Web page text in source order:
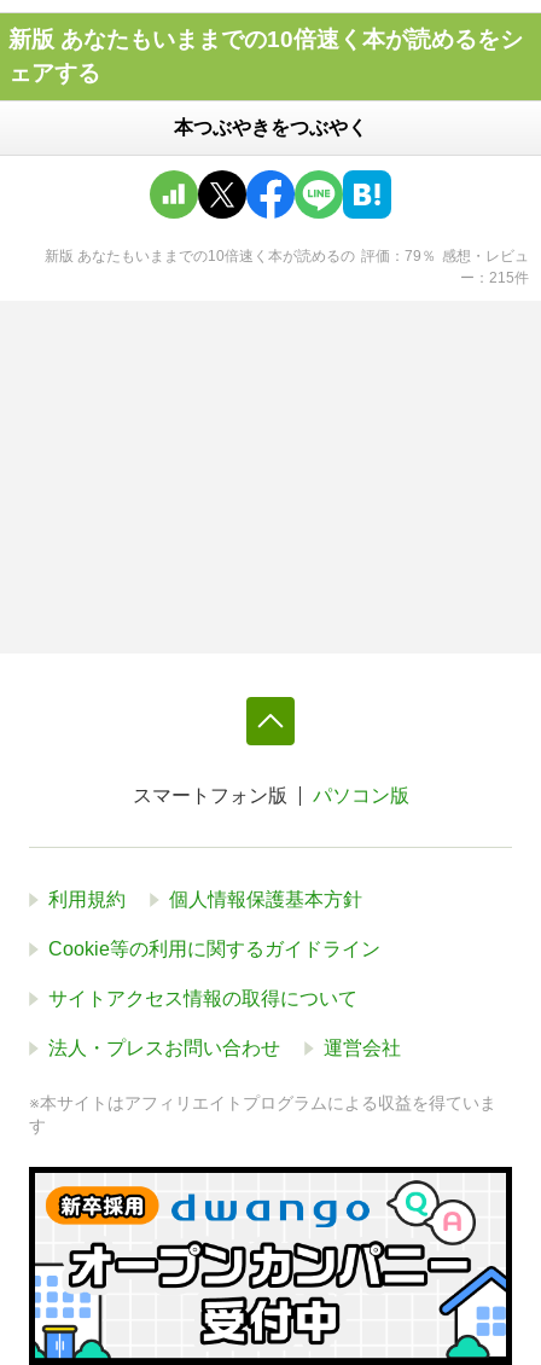
新版 あなたもいままでの10倍速く本が読めるをシ
ェアする
本つぶやきをつぶやく
新版 あなたもいままでの10倍速く本が読めるの 評価 79 ％ 感想・レビュ
ー
215件
スマートフォン版 パソコン版
利用規約 個人情報保護基本方針
Cookie等の利用に関するガイドライン
サイトアクセス情報の取得について
法人・プレスお問い合わせ 運営会社
※本サイトはアフィリエイトプログラムによる収益を得ていま
す